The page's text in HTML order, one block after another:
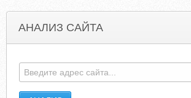
АНАЛИЗ САЙТА